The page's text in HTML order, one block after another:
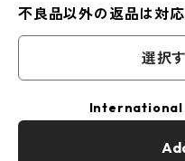
不良品以外の返品は対
選択
International